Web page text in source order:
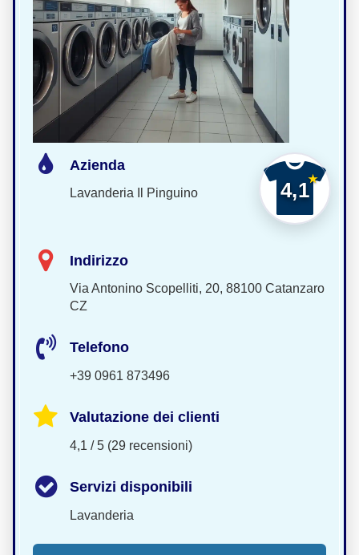
4,1
Azienda
Lavanderia Il Pinguino
Indirizzo
Via Antonino Scopelliti, 20, 88100 Catanzaro
CZ
Telefono
+39 0961 873496
Valutazione dei clienti
4,1 / 5 (29 recensioni)
Servizi disponibili
Lavanderia